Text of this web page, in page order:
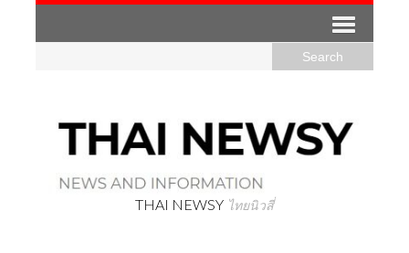
THAI NEWSY ไทยนิวสี่